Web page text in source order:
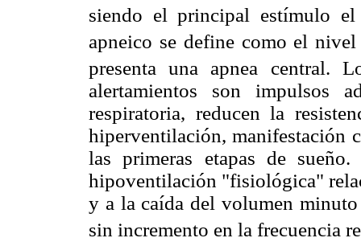
siendo el principal estímulo
apneico se define como el
presenta una apnea central.
alertamientos son impulsos
respiratoria, reducen la
hiperventilación, manifestación
las primeras etapas de
hipoventilación "fisiológica"
y a la caída del volumen
sin incremento en la frecuencia